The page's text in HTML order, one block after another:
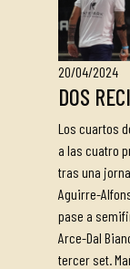
20/04/2024
DOS
Los cuartos
a las cuatro
tras una
Aguirre-
pase a
Arce-Dal
tercer set.